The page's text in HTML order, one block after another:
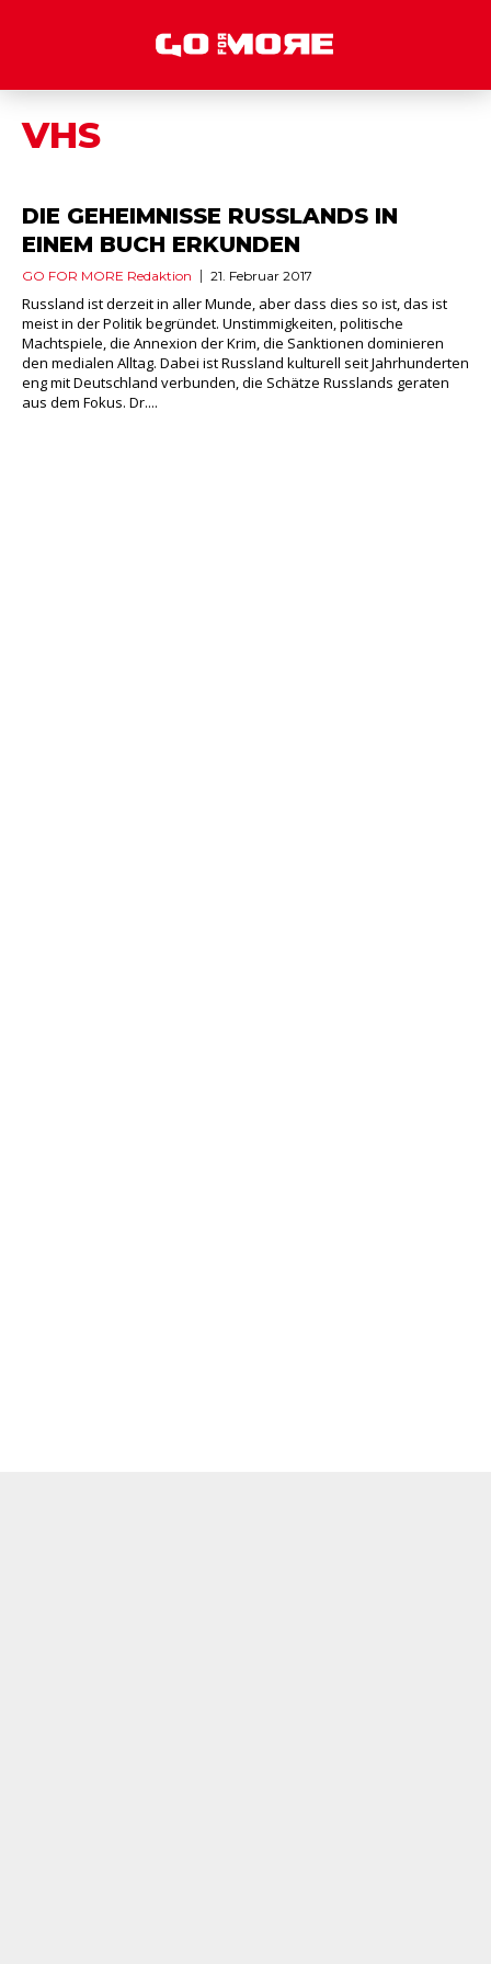
VHS
DIE GEHEIMNISSE RUSSLANDS IN
EINEM BUCH ERKUNDEN
GO FOR MORE Redaktion 21. Februar 2017
Russland ist derzeit in aller Munde, aber dass dies so ist, das ist
meist in der Politik begründet. Unstimmigkeiten, politische
Machtspiele, die Annexion der Krim, die Sanktionen dominieren
den medialen Alltag. Dabei ist Russland kulturell seit Jahrhunderten
eng mit Deutschland verbunden, die Schätze Russlands geraten
aus dem Fokus. Dr....